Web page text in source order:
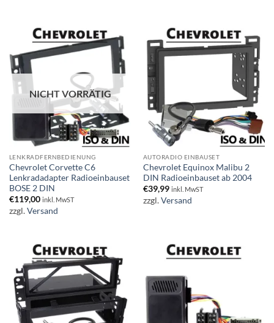
NICHT VORRÄTIG
LENKRADFERNBEDIENUNG
Chevrolet Corvette C6
Lenkradadapter Radioeinbauset
BOSE 2 DIN
€119,00 inkl. MwST
zzgl.Versand
AUTORADIO EINBAUSET
Chevrolet Equinox Malibu 2
DIN Radioeinbauset ab 2004
€39,99 inkl. MwST
zzgl.Versand